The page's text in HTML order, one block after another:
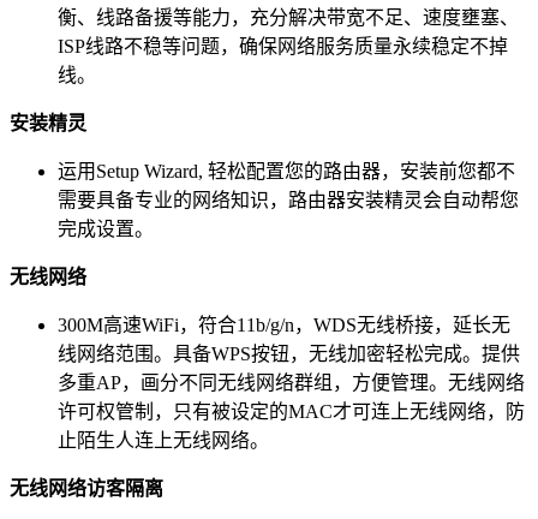
衡、线路备援等能力，充分解决带宽不足、速度壅塞、
ISP线路不稳等问题，确保网络服务质量永续稳定不掉
线。
安装精灵
运用Setup Wizard, 轻松配置您的路由器，安装前您都不
需要具备专业的网络知识，路由器安装精灵会自动帮您
完成设置。
无线网络
300M高速WiFi，符合11b/g/n，WDS无线桥接，延长无
线网络范围。具备WPS按钮，无线加密轻松完成。提供
多重AP，画分不同无线网络群组，方便管理。无线网络
许可权管制，只有被设定的MAC才可连上无线网络，防
止陌生人连上无线网络。
无线网络访客隔离